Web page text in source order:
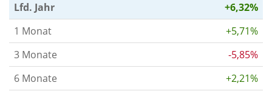
Lfd. Jahr
+6,32%
1 Monat
+5,71%
3 Monate
-5,85%
6 Monate
+2,21%